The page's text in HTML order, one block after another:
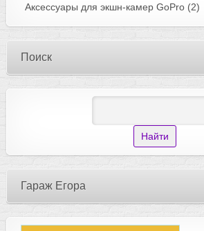
Аксессуары для экшн-камер GoPro (2)
Поиск
Гараж Егора